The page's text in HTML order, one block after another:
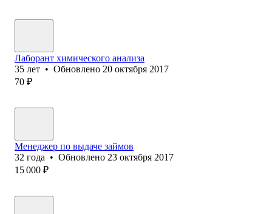
Лаборант химического анализа
35 лет • Обновлено 20 октября 2017
70 ₽
Менеджер по ‎выдаче займов
32 года • Обновлено 23 октября 2017
15 000 ₽